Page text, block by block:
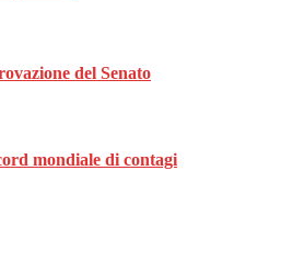
del Senato
mondiale di contagi